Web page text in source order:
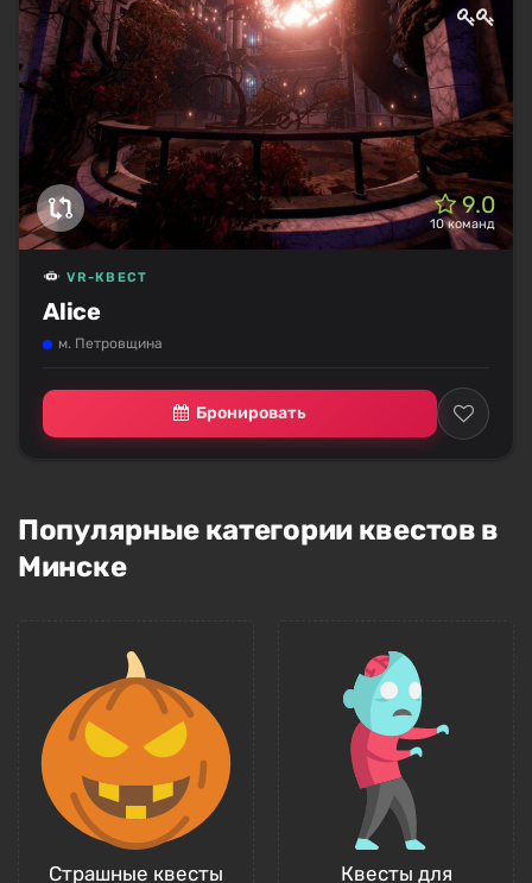
9.0
10 команд
Alice
VR-КВЕСТ
м. Петровщина
Бронировать
Популярные категории квестов в
Минске
Страшные квесты Квесты для